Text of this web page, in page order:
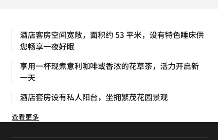
酒店客房空间宽敞，面积约 53 平米，设有特色睡床供
您畅享一夜好眠
享用一杯现煮意利咖啡或香浓的花草茶，活力开启新
一天
酒店套房设有私人阳台，坐拥繁茂花园景观
查看更多